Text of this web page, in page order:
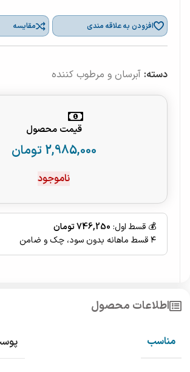
افزودن به علاقه مندی مقایسه
دسته: آبرسان و مرطوب کننده
قیمت محصول
2,985,000 تومان
ناموجود
💰 قسط اول: 746,250 تومان
۴ قسط ماهانه بدون سود، چک و ضامن
اطلاعات محصول
مناسب